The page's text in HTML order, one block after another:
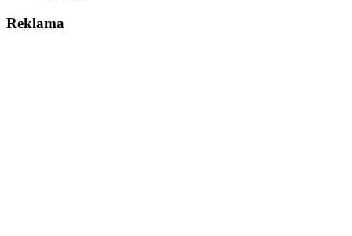
Reklama